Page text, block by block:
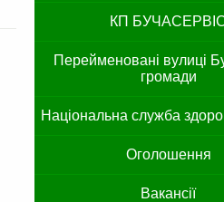
КП
Перейменовані вулиці
громади
Національна служба
Оголошення
Вакансії